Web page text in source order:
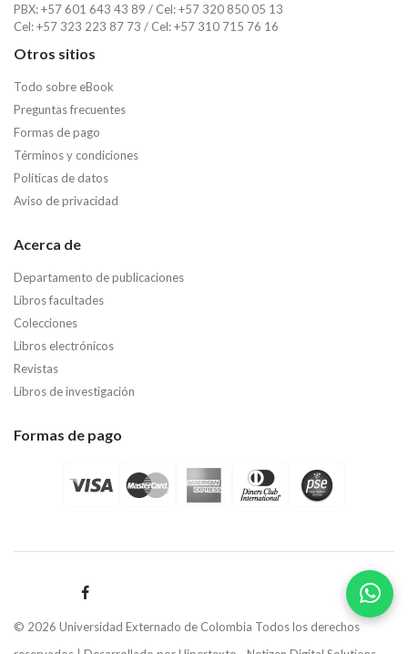
PBX: +57 601 643 43 89 / Cel: +57 320 850 05 13
Cel: +57 323 223 87 73 / Cel: +57 310 715 76 16
Otros sitios
Todo sobre eBook
Preguntas frecuentes
Formas de pago
Términos y condiciones
Políticas de datos
Aviso de privacidad
Acerca de
Departamento de publicaciones
Libros facultades
Colecciones
Libros electrónicos
Revistas
Libros de investigación
Formas de pago
© 2026 Universidad Externado de Colombia Todos los derechos